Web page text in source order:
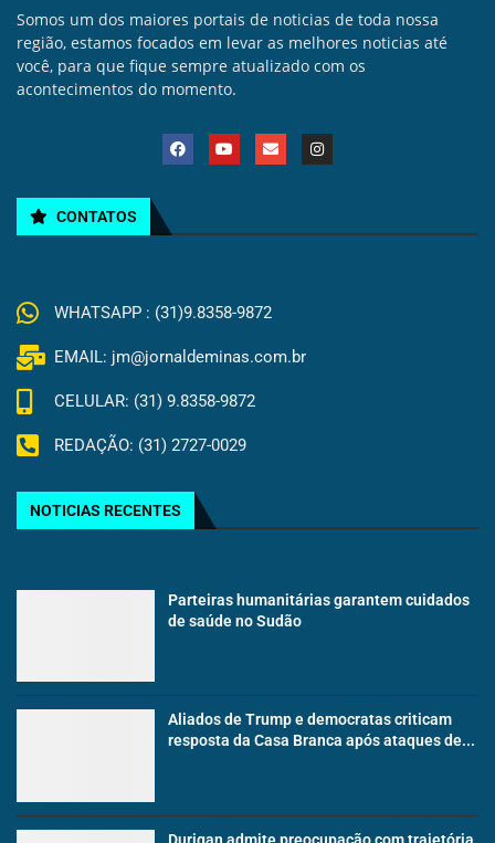
Somos um dos maiores portais de noticias de toda nossa
região, estamos focados em levar as melhores noticias até
você, para que fique sempre atualizado com os
acontecimentos do momento.
CONTATOS
WHATSAPP : (31)9.8358-9872
EMAIL: jm@jornaldeminas.com.br
CELULAR: (31) 9.8358-9872
REDAÇÃO: (31) 2727-0029
NOTICIAS RECENTES
Parteiras humanitárias garantem cuidados
de saúde no Sudão
Aliados de Trump e democratas criticam
resposta da Casa Branca após ataques de...
Durigan admite preocupação com trajetória